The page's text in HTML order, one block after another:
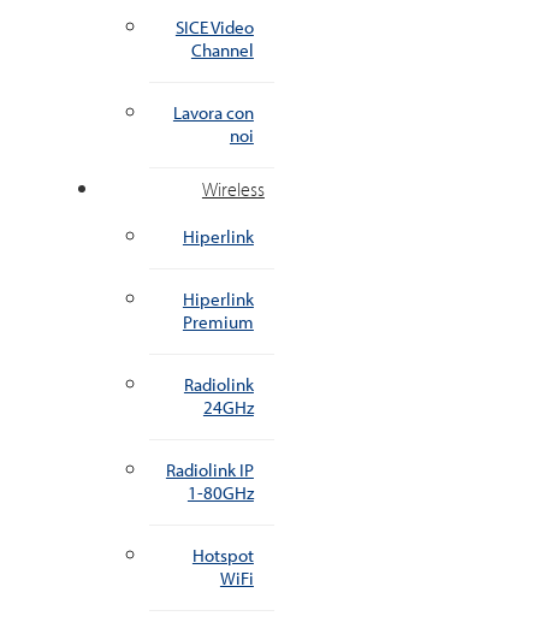
SICE Video
Channel
Lavora con
noi
Wireless
Hiperlink
Hiperlink
Premium
Radiolink
24GHz
Radiolink IP
1-80GHz
Hotspot
WiFi